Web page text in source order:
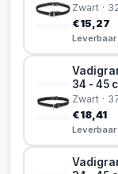
Zwart ·
€15,27
Leverbaar
34 - 45
Zwart ·
€18,41
Leverbaar